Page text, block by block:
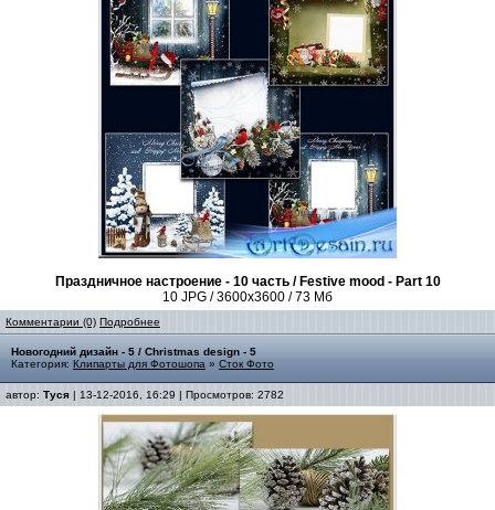
Праздничное настроение - 10 часть / Festive mood - Part 10
10 JPG / 3600x3600 / 73 Мб
Комментарии (0) Подробнее
Новогодний дизайн - 5 / Christmas design - 5
Категория: Клипарты для Фотошопа » Сток Фото
автор: Туся | 13-12-2016, 16:29 | Просмотров: 2782